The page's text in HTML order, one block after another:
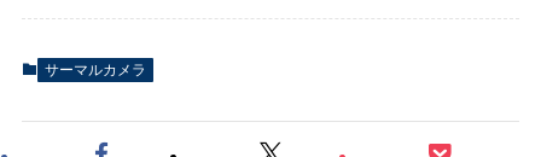
サーマルカメラ